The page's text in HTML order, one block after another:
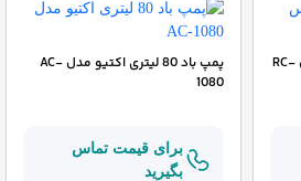
پمپ باد 50 لیتری رونیکس مدل RC-
پمپ باد 80 لیتری اکتیو مدل AC-
1080
برای قیمت تماس
بگیرید